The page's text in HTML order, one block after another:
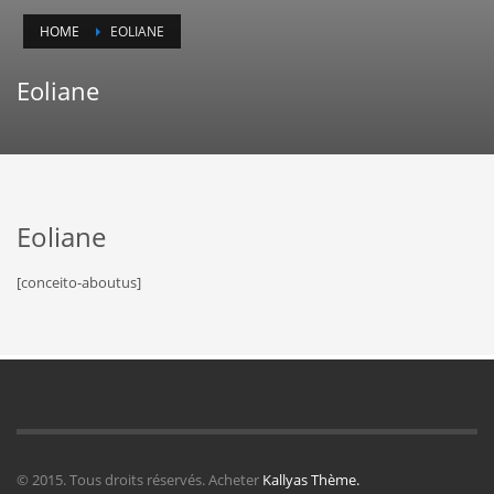
HOME EOLIANE
Eoliane
Eoliane
[conceito-aboutus]
© 2015. Tous droits réservés. Acheter Kallyas Thème.